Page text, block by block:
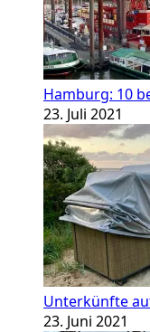
Hamburg: 10
23. Juli 2021
Unterkünfte
23. Juni 2021